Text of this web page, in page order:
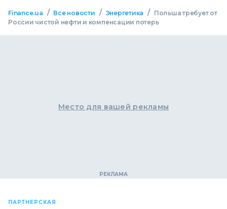
Finance.ua / Все новости / Энергетика /
Польша требует от
России чистой нефти и компенсации потерь
Место для вашей рекламы
ПАРТНЕРСКАЯ